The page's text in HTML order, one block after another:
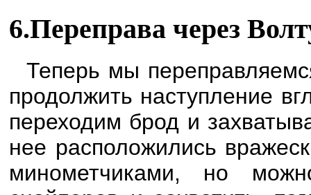
6.Переправа через
Теперь мы
продолжить наступление
переходим брод и
нее расположились
минометчиками, но